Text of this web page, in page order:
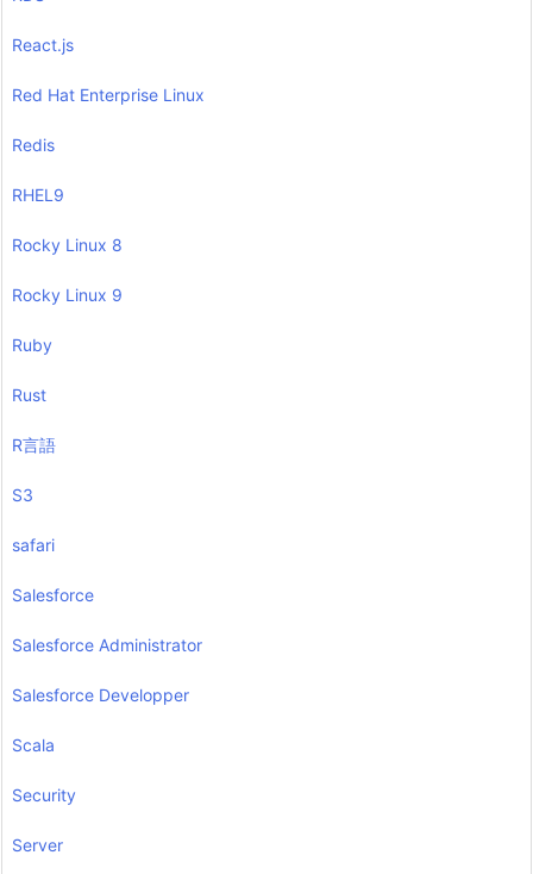
React.js
Red Hat Enterprise Linux
Redis
RHEL9
Rocky Linux 8
Rocky Linux 9
Ruby
Rust
R言語
S3
safari
Salesforce
Salesforce Administrator
Salesforce Developper
Scala
Security
Server